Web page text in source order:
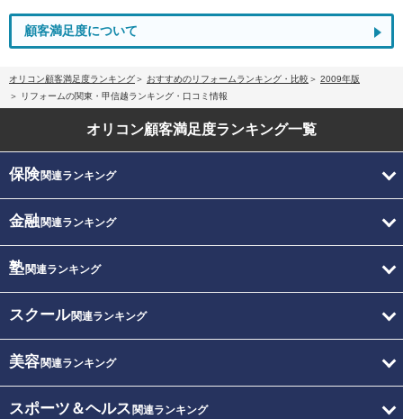
顧客満足度について
オリコン顧客満足度ランキング おすすめのリフォームランキング・比較
2009年版
リフォームの関東・甲信越ランキング・口コミ情報
オリコン顧客満足度ランキング一覧
保険関連ランキング
金融関連ランキング
塾関連ランキング
スクール関連ランキング
美容関連ランキング
スポーツ＆ヘルス 関連ランキング